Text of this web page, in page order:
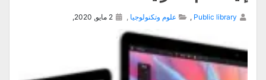
Public library
, علوم وتكنولوجيا ,